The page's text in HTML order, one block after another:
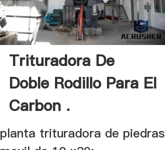
Trituradora De
Doble Rodillo Para El
Carbon .
planta trituradora de piedras